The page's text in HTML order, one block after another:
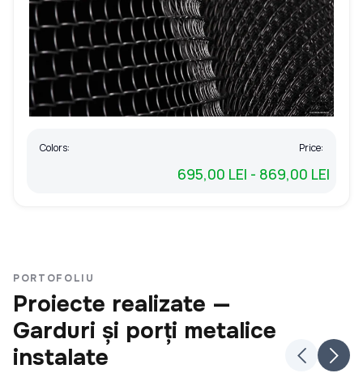
Colors: Price:
695,00 LEI - 869,00 LEI
PORTOFOLIU
Proiecte realizate —
Garduri și porți metalice
instalate